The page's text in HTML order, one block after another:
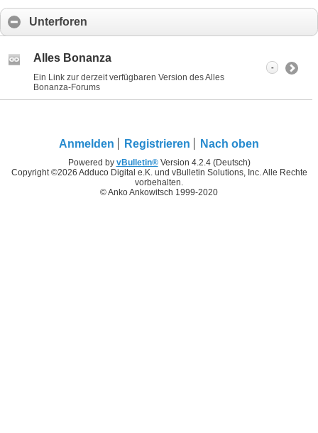
Unterforen
Alles Bonanza
Ein Link zur derzeit verfügbaren Version des Alles
Bonanza-Forums
-
Anmelden Registrieren Nach oben
Powered by vBulletin®Version 4.2.4 (Deutsch)
Copyright ©2026 Adduco Digital e.K. und vBulletin Solutions, Inc. Alle Rechte
vorbehalten.
© Anko Ankowitsch 1999-2020